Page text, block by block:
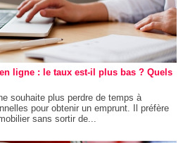
ligne : le taux est-il plus bas ? Quels
souhaite plus perdre de temps à
pour obtenir un emprunt. Il préfère
sans sortir de...